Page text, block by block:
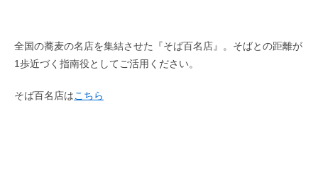
全国の蕎麦の名店を集結させた『そば百名店』。そばとの距離が
1歩近づく指南役としてご活用ください。
そば百名店はこちら